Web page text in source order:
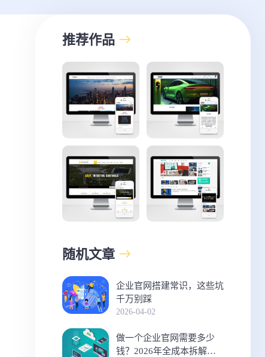
推荐作品
随机文章
企业官网搭建常识，这些坑
千万别踩
2026-04-02
做一个企业官网需要多少
钱？2026年全成本拆解与